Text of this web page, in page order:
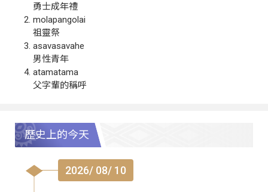
勇士成年禮
molapangolai
祖靈祭
asavasavahe
男性青年
atamatama
父字輩的稱呼
歷史上的今天
2026/ 08/ 10